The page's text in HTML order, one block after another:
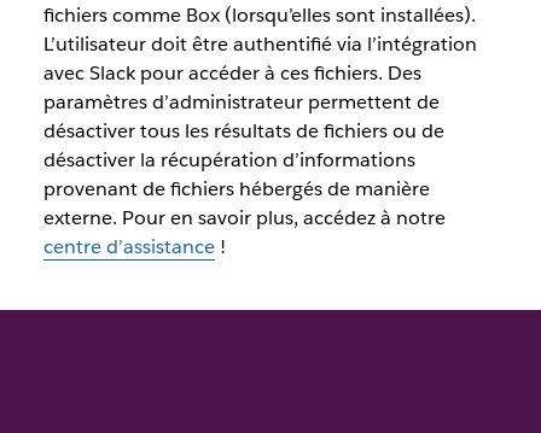
fichiers comme Box (lorsqu’elles sont installées).
L’utilisateur doit être authentifié via l’intégration
avec Slack pour accéder à ces fichiers. Des
paramètres d’administrateur permettent de
désactiver tous les résultats de fichiers ou de
désactiver la récupération d’informations
provenant de fichiers hébergés de manière
externe. Pour en savoir plus, accédez à notre
centre d’assistance!